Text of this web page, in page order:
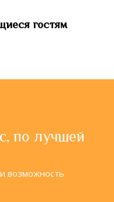
гостям
по лучшей
возможность